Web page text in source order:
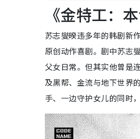
崔代勋饰演：成
尹敬浩饰演：
朱相昱饰演：
孙娜恩饰演：
《金特工：本色回归
《金特工：本色回归
《金特工：
苏志燮暌违多年的韩剧新
原创动作喜剧。剧中苏志
父女日常。但其实他曾是
及黑帮、金流与地下世界
手、一边守护女儿的同时